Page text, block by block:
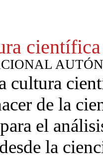
científica
cultura
de la
el
la